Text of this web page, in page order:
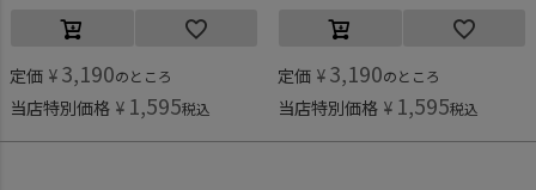
定価 ¥ 3,190のところ
当店特別価格 ¥ 1,595税込
定価 ¥ 3,190のところ
当店特別価格 ¥ 1,595税込